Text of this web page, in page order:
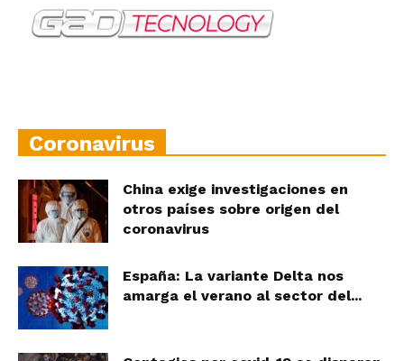
Coronavirus
China exige investigaciones en
otros países sobre origen del
coronavirus
España: La variante Delta nos
amarga el verano al sector del...